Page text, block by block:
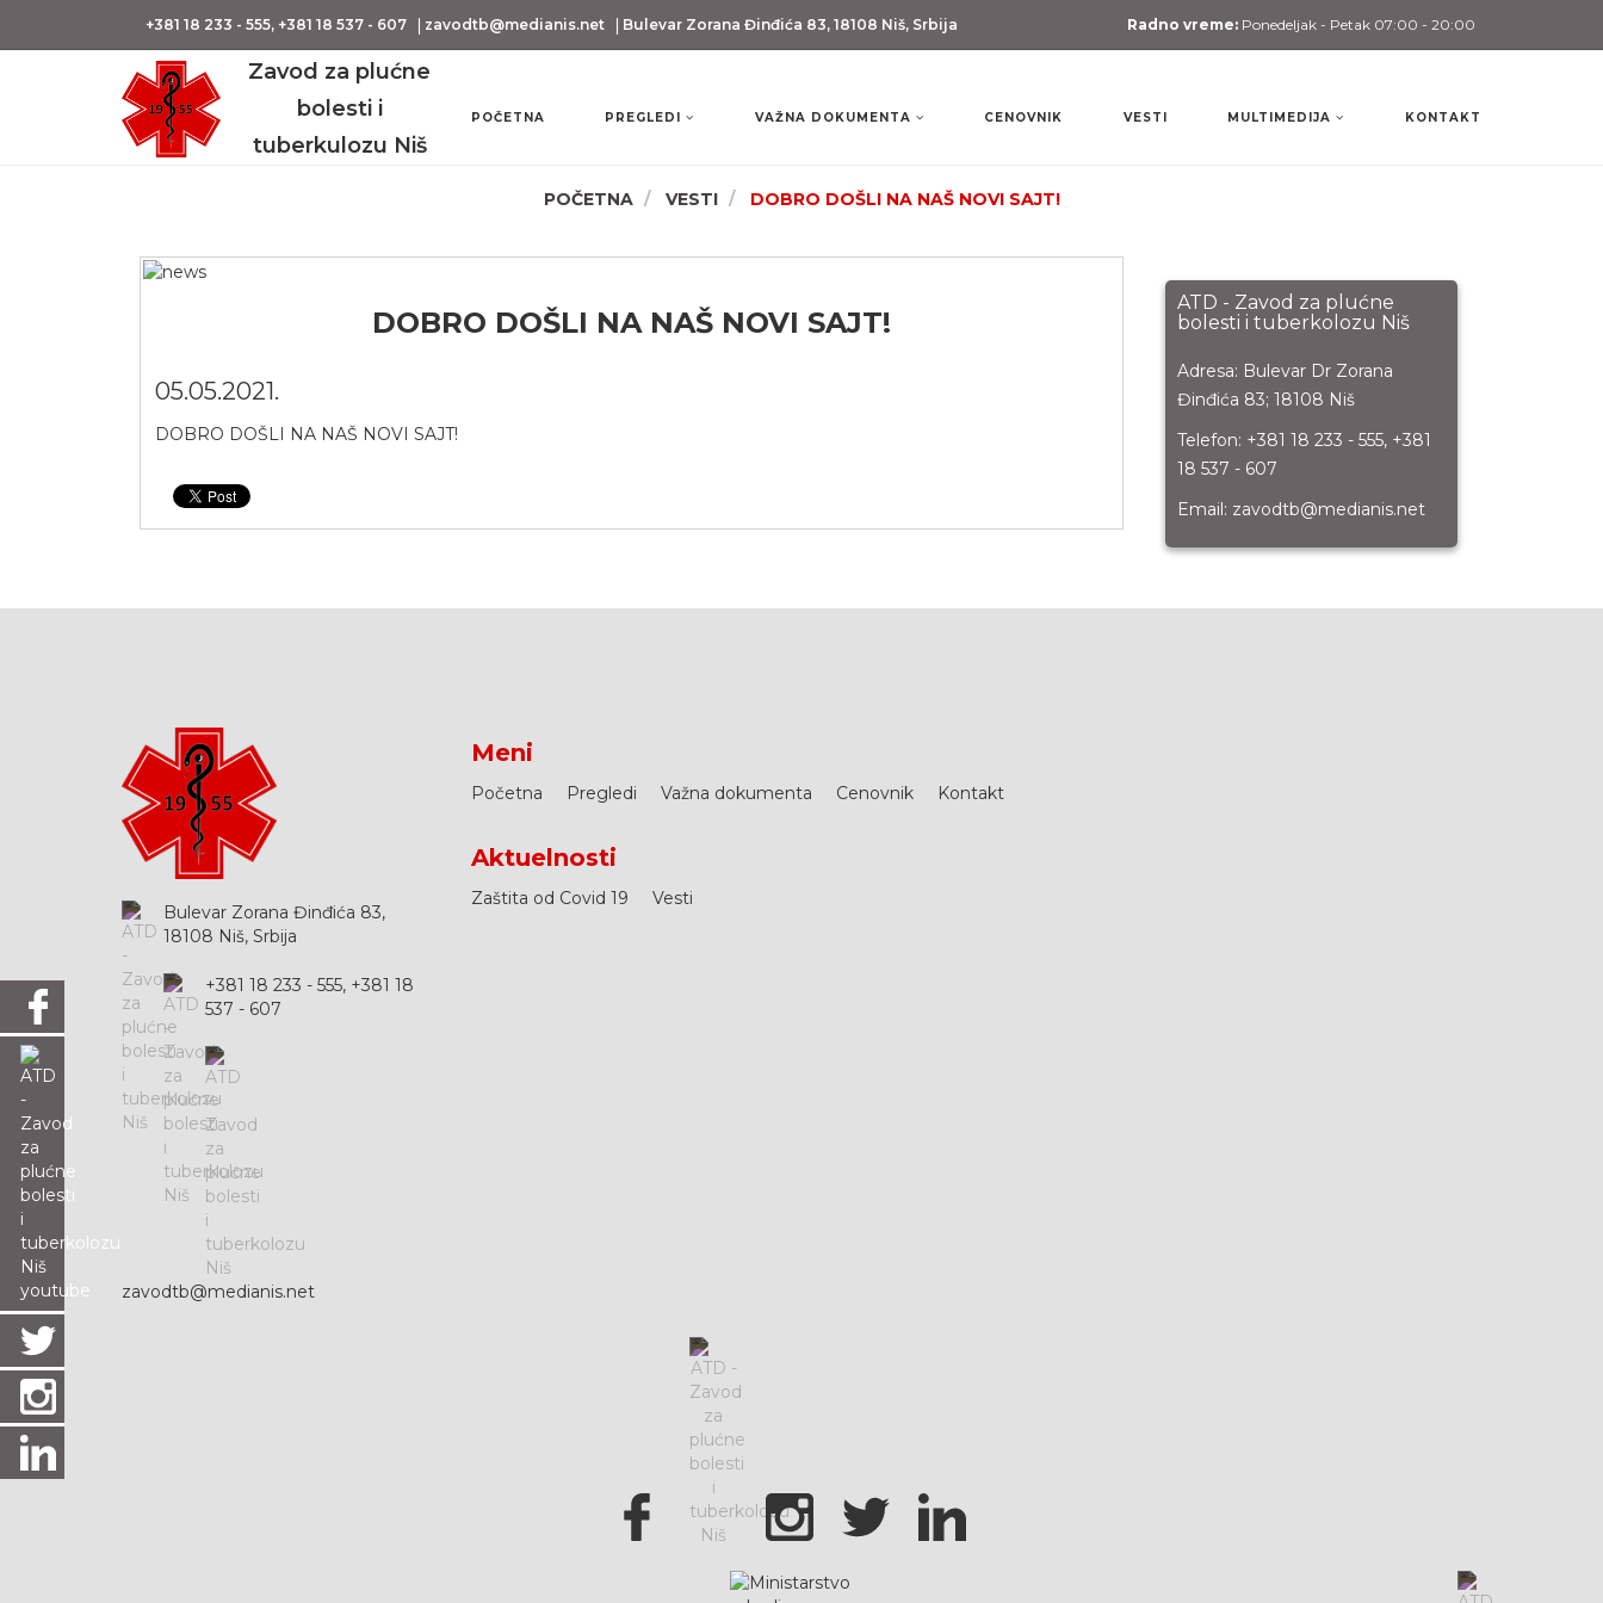
+381 18 233 - 555, +381 18 537 - 607 zavodtb@medianis.net Bulevar Zorana Đinđića 83, 18108 Niš, Srbija Radno vreme: Ponedeljak - Petak 07:00 - 20:00
Zavod za plućne
bolesti i
tuberkulozu Niš
POČETNA PREGLEDI VAŽNA DOKUMENTA CENOVNIK VESTI MULTIMEDIJA KONTAKT
POČETNA VESTI DOBRO DOŠLI NA NAŠ NOVI SAJT!
DOBRO DOŠLI NA NAŠ NOVI SAJT!
05.05.2021.
DOBRO DOŠLI NA NAŠ NOVI SAJT!
ATD - Zavod za plućne
bolesti i tuberkolozu Niš
Adresa: Bulevar Dr Zorana
Đinđića 83; 18108 Niš
Telefon: +381 18 233 - 555, +381
18 537 - 607
Email: zavodtb@medianis.net
Bulevar Zorana Đinđića 83,
18108 Niš, Srbija
+381 18 233 - 555, +381 18
537 - 607
zavodtb@medianis.net
Meni
Početna Pregledi Važna dokumenta Cenovnik Kontakt
Aktuelnosti
Zaštita od Covid 19 Vesti